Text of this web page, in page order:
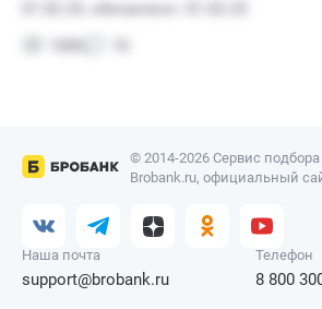
© 2014-2026 Сервис
Brobank.ru, официальный
Наша почта
support@brobank.ru
Телефон
8 800